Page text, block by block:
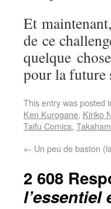
Et
de ce
quelque
pour la
This entry was posted
Ken Kurogane, Kiriko
Taifu Comics,
← Un peu de baston
2 608
l’essentiel